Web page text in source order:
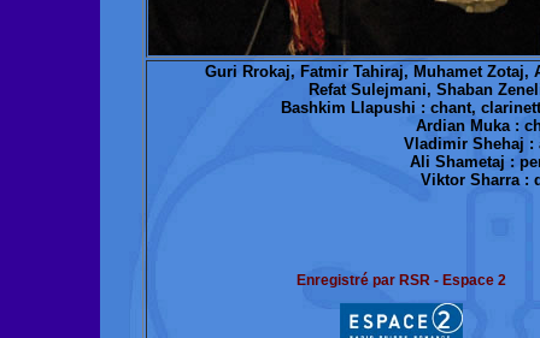
Guri Rrokaj, Fatmir Tahiraj, Muhamet
Refat Sulejmani, Shaban
Bashkim Llapushi : chant,
Ardian Muka :
Vladimir Shehaj :
Ali Shametaj :
Viktor Sharra :
Enregistré par RSR - Espace 2